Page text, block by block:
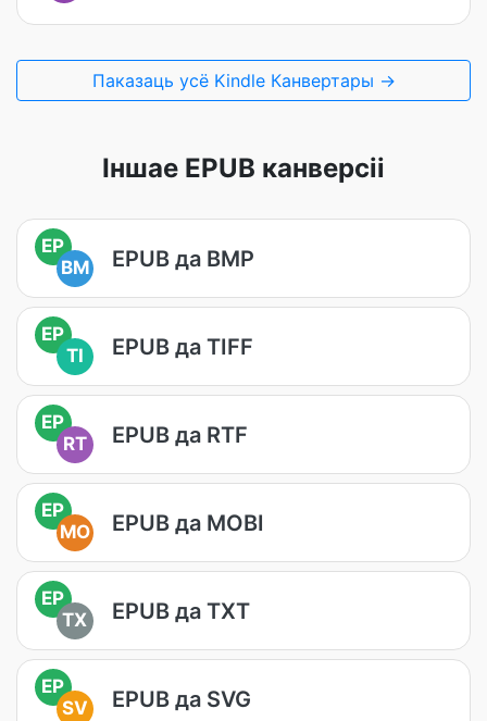
Паказаць усё Kindle Канвертары →
Іншае EPUB канверсіі
EP
BM
EPUB да BMP
EP
TI
EPUB да TIFF
EP
RT
EPUB да RTF
EP
MO
EPUB да MOBI
EP
TX
EPUB да TXT
EP
SV
EPUB да SVG